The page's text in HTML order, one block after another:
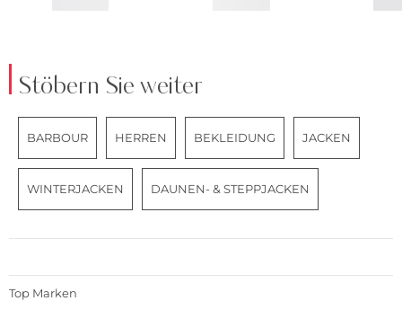
Stöbern Sie weiter
BARBOUR HERREN BEKLEIDUNG JACKEN
WINTERJACKEN DAUNEN- & STEPPJACKEN
Top Marken